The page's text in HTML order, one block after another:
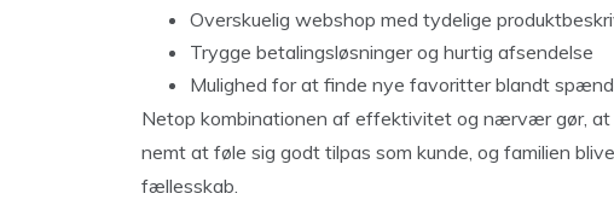
Overskuelig webshop med tydelige
Trygge betalingsløsninger og hurtig afsendelse
Mulighed for at finde nye favoritter blandt
Netop kombinationen af effektivitet og nærvær gør, at
nemt at føle sig godt tilpas som kunde, og familien
fællesskab.